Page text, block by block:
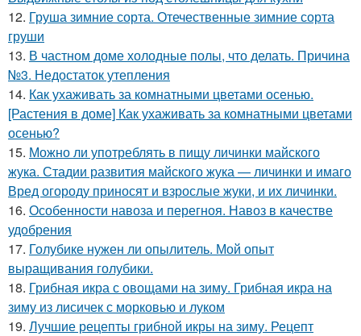
12. Груша зимние сорта. Отечественные зимние сорта
груши
13. В частном доме холодные полы, что делать. Причина
№3. Недостаток утепления
14. Как ухаживать за комнатными цветами осенью.
[Растения в доме] Как ухаживать за комнатными цветами
осенью?
15. Можно ли употреблять в пищу личинки майского
жука. Стадии развития майского жука — личинки и имаго
Вред огороду приносят и взрослые жуки, и их личинки.
16. Особенности навоза и перегноя. Навоз в качестве
удобрения
17. Голубике нужен ли опылитель. Мой опыт
выращивания голубики.
18. Грибная икра с овощами на зиму. Грибная икра на
зиму из лисичек с морковью и луком
19. Лучшие рецепты грибной икры на зиму. Рецепт